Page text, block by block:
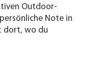
Outdoor-
Note in
dort, wo du